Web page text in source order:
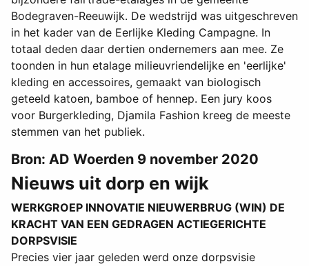
Bodegraven-Reeuwijk. De wedstrijd was uitgeschreven
in het kader van de Eerlijke Kleding Campagne. In
totaal deden daar dertien ondernemers aan mee. Ze
toonden in hun etalage milieuvriendelijke en 'eerlijke'
kleding en accessoires, gemaakt van biologisch
geteeld katoen, bamboe of hennep. Een jury koos
voor Burgerkleding, Djamila Fashion kreeg de meeste
stemmen van het publiek.
Bron: AD Woerden 9 november 2020
Nieuws uit dorp en wijk
WERKGROEP INNOVATIE NIEUWERBRUG (WIN) DE
KRACHT VAN EEN GEDRAGEN ACTIEGERICHTE
DORPSVISIE
Precies vier jaar geleden werd onze dorpsvisie